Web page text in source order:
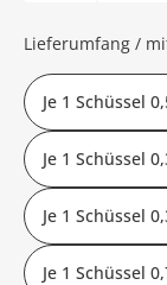
Lieferumfang /
Je 1 Schüssel
Je 1 Schüssel
Je 1 Schüssel
Je 1 Schüssel